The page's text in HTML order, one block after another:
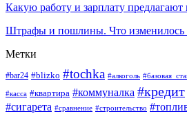
Какую работу и зарплату предлагают
Штрафы и пошлины. Что изменилось
Метки
#bar24 #blizko #tochka #алкоголь
#касса #квартира #коммуналка #кредит
#сигарета #сравнение #строительство